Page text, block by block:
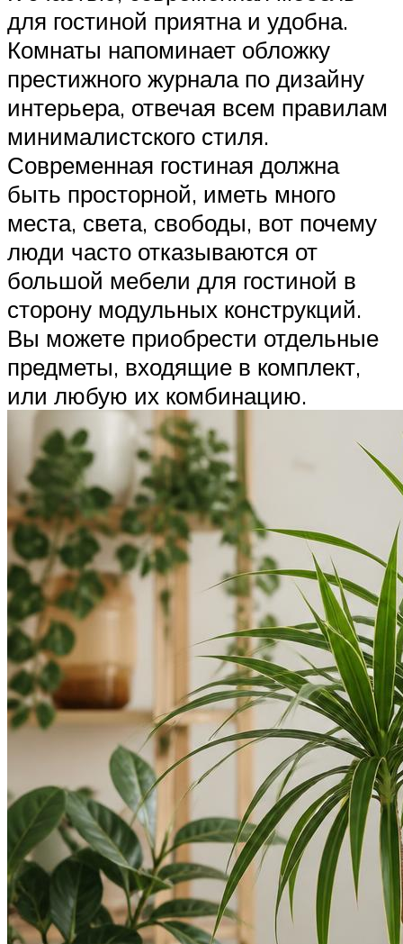
для гостиной приятна и удобна.
Комнаты напоминает обложку
престижного журнала по дизайну
интерьера, отвечая всем правилам
минималистского стиля.
Современная гостиная должна
быть просторной, иметь много
места, света, свободы, вот почему
люди часто отказываются от
большой мебели для гостиной в
сторону модульных конструкций.
Вы можете приобрести отдельные
предметы, входящие в комплект,
или любую их комбинацию.